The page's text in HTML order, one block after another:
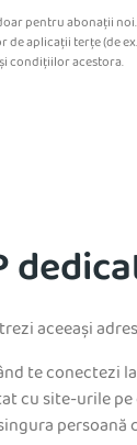
pentru abonații
aplicații terțe (de
condițiilor acestora.
aceeași
te conectezi
cu site-urile
persoană